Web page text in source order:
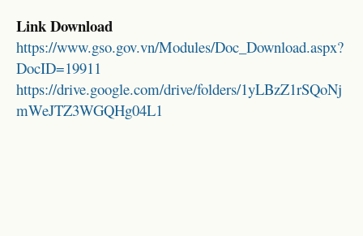
Link Download
https://www.gso.gov.vn/Modules/Doc_Download.aspx?
DocID=19911
https://drive.google.com/drive/folders/1yLBzZ1rSQoNj
mWeJTZ3WGQHg04L1